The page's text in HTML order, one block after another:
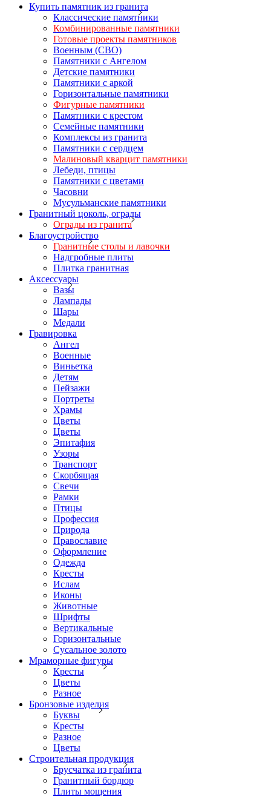
Купить памятник из гранита
Классические памятники
Комбинированные памятники
Готовые проекты памятников
Военным (СВО)
Памятники с Ангелом
Детские памятники
Памятники с аркой
Горизонтальные памятники
Фигурные памятники
Памятники с крестом
Семейные памятники
Комплексы из гранита
Памятники с сердцем
Малиновый кварцит памятники
Лебеди, птицы
Памятники с цветами
Часовни
Мусульманские памятники
Гранитный цоколь, ограды
Ограды из гранита
Благоустройство
Гранитные столы и лавочки
Надгробные плиты
Плитка гранитная
Аксессуары
Вазы
Лампады
Шары
Медали
Гравировка
Ангел
Военные
Виньетка
Детям
Пейзажи
Портреты
Храмы
Цветы
Цветы
Эпитафия
Узоры
Транспорт
Скорбящая
Свечи
Рамки
Птицы
Профессия
Природа
Православие
Оформление
Одежда
Кресты
Ислам
Иконы
Животные
Шрифты
Вертикальные
Горизонтальные
Сусальное золото
Мраморные фигуры
Кресты
Цветы
Разное
Бронзовые изделия
Буквы
Кресты
Разное
Цветы
Строительная продукция
Брусчатка из гранита
Гранитный бордюр
Плиты мощения